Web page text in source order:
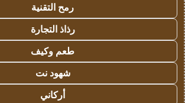
رمح التقنية
رذاذ التجارة
طعم وكيف
شهود نت
أركاني